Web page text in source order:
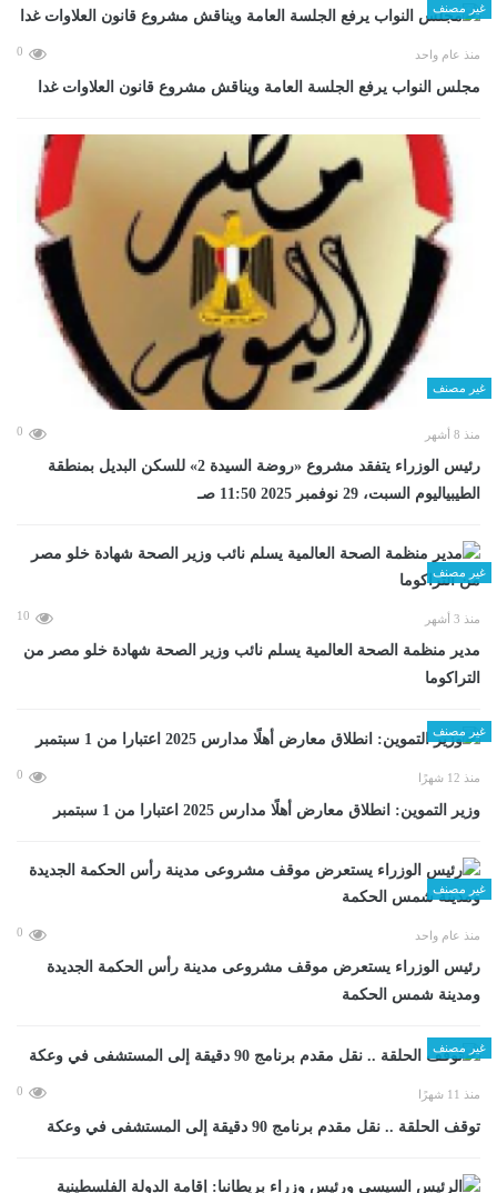
غير مصنف
منذ عام واحد 0
مجلس النواب يرفع الجلسة العامة ويناقش مشروع قانون العلاوات غدا
غير مصنف
منذ 8 أشهر 0
رئيس الوزراء يتفقد مشروع «روضة السيدة 2» للسكن البديل بمنطقة
الطيبياليوم السبت، 29 نوفمبر 2025 11:50 صـ
غير مصنف
منذ 3 أشهر 10
مدير منظمة الصحة العالمية يسلم نائب وزير الصحة شهادة خلو مصر من
التراكوما
غير مصنف
منذ 12 شهرًا 0
وزير التموين: انطلاق معارض أهلًا مدارس 2025 اعتبارا من 1 سبتمبر
غير مصنف
منذ عام واحد 0
رئيس الوزراء يستعرض موقف مشروعى مدينة رأس الحكمة الجديدة
ومدينة شمس الحكمة
غير مصنف
منذ 11 شهرًا 0
توقف الحلقة .. نقل مقدم برنامج 90 دقيقة إلى المستشفى في وعكة